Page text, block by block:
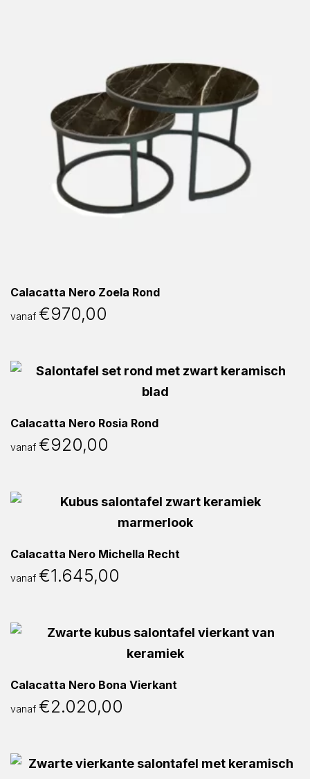
Calacatta Nero Zoela Rond
vanaf €970,00
Calacatta Nero Rosia Rond
vanaf €920,00
Calacatta Nero Michella Recht
vanaf €1.645,00
Calacatta Nero Bona Vierkant
vanaf €2.020,00